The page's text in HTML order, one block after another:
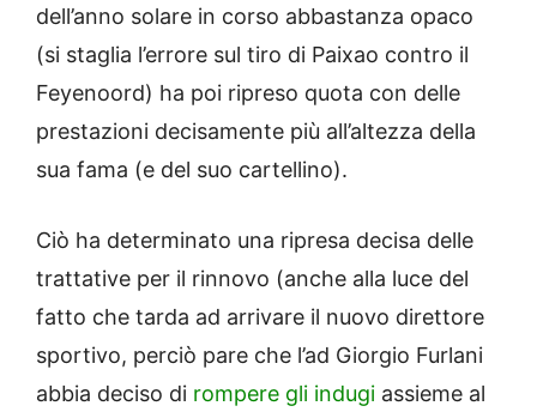
dell’anno solare in corso abbastanza opaco
(si staglia l’errore sul tiro di Paixao contro il
Feyenoord) ha poi ripreso quota con delle
prestazioni decisamente più all’altezza della
sua fama (e del suo cartellino).
Ciò ha determinato una ripresa decisa delle
trattative per il rinnovo (anche alla luce del
fatto che tarda ad arrivare il nuovo direttore
sportivo, perciò pare che l’ad Giorgio Furlani
abbia deciso di rompere gli indugi assieme al